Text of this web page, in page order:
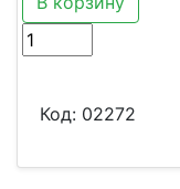
Код: 02272